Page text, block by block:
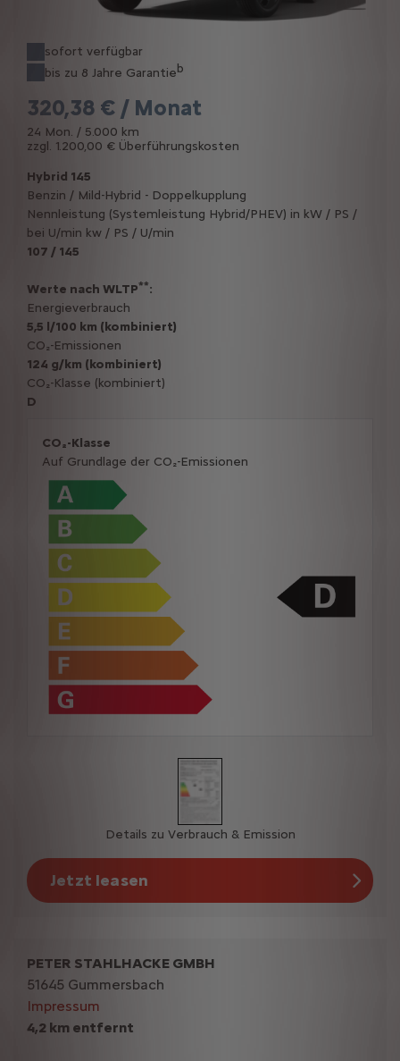
sofort verfügbar
bis zu 8 Jahre Garantieb
320,38 € / Monat
24 Mon. / 5.000 km
zzgl. 1.200,00 € Überführungskosten
Hybrid 145
Benzin / Mild-Hybrid - Doppelkupplung
Nennleistung (Systemleistung Hybrid/PHEV) in kW / PS /
bei U/min kw / PS / U/min
107 / 145
Werte nach WLTP**:
Energieverbrauch
5,5 l/100 km (kombiniert)
CO₂-Emissionen
124 g/km (kombiniert)
CO₂-Klasse (kombiniert)
D
CO₂-Klasse
Auf Grundlage der CO₂-Emissionen
Details zu Verbrauch & Emission
Jetzt leasen
4,2 km entfernt
PETER STAHLHACKE GMBH
51645 Gummersbach
Impressum